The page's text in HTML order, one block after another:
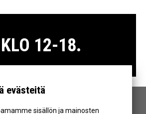
evästeitä
sisällön ja mainosten
12-18.